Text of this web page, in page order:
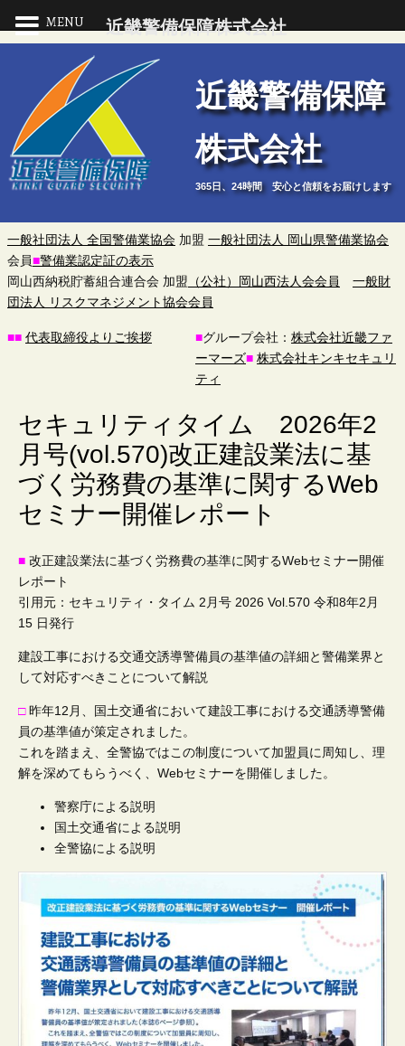
近
畿
警
備
保
障
株
会
社
近畿警備保障
株式会社
365日、24時間 安心と信頼をお届けします
一般社団法人 全国警備業協会 加盟 一般社団法人 岡山県警備業協会
会員■警備業認定証の表示
岡山西納税貯蓄組合連合会 加盟 （公社）岡山西法人会会員
一般財
団法人 リスクマネジメント協会会員
■■ 代表取締役よりご挨拶 ■グループ会社： 株式会社近畿ファ
ーマーズ■ 株式会社キンキセキュリ
ティ
セキュリティタイム 2026年2
月号(vol.570)改正建設業法に基
づく労務費の基準に関するWeb
セミナー開催レポート
■ 改正建設業法に基づく労務費の基準に関するWebセミナー開催
レポート
引用元：セキュリティ・タイム 2月号 2026 Vol.570 令和8年2月
15 日発行
建設工事における交通交誘導警備員の基準値の詳細と警備業界と
して対応すべきことについて解説
□昨年12月、国土交通省において建設工事における交通誘導警備
員の基準値が策定されました。
これを踏まえ、全警協ではこの制度について加盟員に周知し、理
解を深めてもらうべく、Webセミナーを開催しました。
警察庁による説明
国土交通省による説明
全警協による説明
MENU 近畿警備保障株式会社